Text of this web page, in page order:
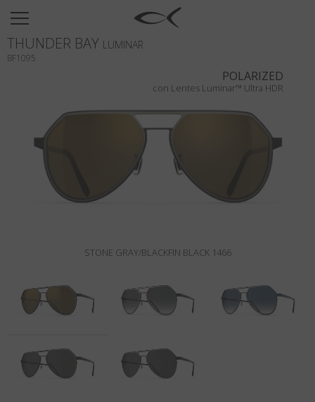
SUN
OPTICAL
TITANIUM
NEWSROOM
TIENDAS
Buscar
Lengua:Español
POLARIZED
con Lentes Luminar™ Ultra HDR
STONE GRAY/BLACKFIN BLACK 1466
THUNDER BAY LUMINAR
BF1095